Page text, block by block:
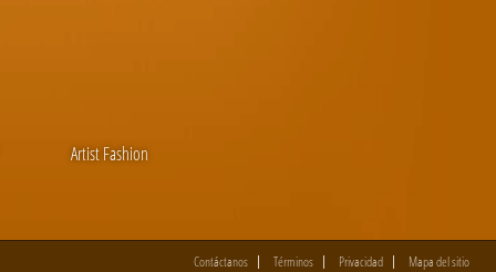
Artist Fashion
Contáctanos Términos Privacidad Mapa del sitio